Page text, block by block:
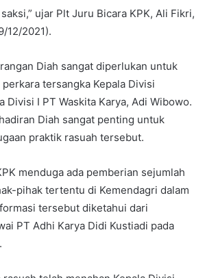
ujar Plt Juru Bicara KPK, Ali Fikri,
12/2021).
Diah sangat diperlukan untuk
tersangka Kepala Divisi
Divisi I PT Waskita Karya, Adi Wibowo.
Diah sangat penting untuk
praktik rasuah tersebut.
menduga ada pemberian sejumlah
pihak tertentu di Kemendagri dalam
tersebut diketahui dari
PT Adhi Karya Didi Kustiadi pada